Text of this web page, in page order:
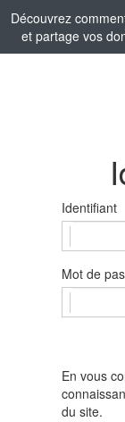
Découvrez
et partage vos
Identifiant
Mot de
En vous
du site.